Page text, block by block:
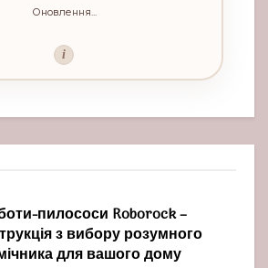
Оновлення...
i
пилососи Roborock –
з вибору розумного
для вашого дому